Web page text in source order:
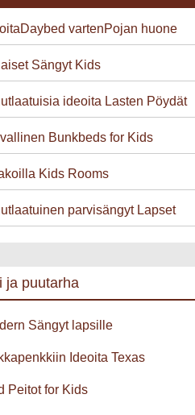
vartenPojan huone
Sängyt Kids
ideoita Lasten Pöydät
Bunkbeds for Kids
Kids Rooms
parvisängyt Lapset
ja puutarha
Sängyt lapsille
Ideoita Texas
Peitot for Kids